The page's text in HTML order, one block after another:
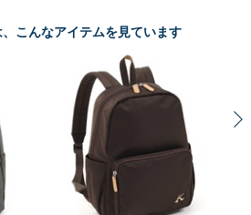
こんなアイテムを見ています